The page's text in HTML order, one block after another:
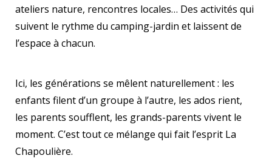
ateliers nature, rencontres locales… Des activités qui
suivent le rythme du camping-jardin et laissent de
l’espace à chacun.
Ici, les générations se mêlent naturellement : les
enfants filent d’un groupe à l’autre, les ados rient,
les parents soufflent, les grands-parents vivent le
moment. C’est tout ce mélange qui fait l’esprit La
Chapoulière.